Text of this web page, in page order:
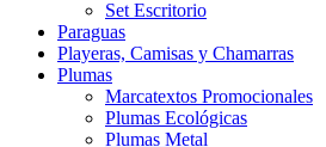
Set Escritorio
Paraguas
Playeras, Camisas y Chamarras
Plumas
Marcatextos Promocionales
Plumas Ecológicas
Plumas Metal